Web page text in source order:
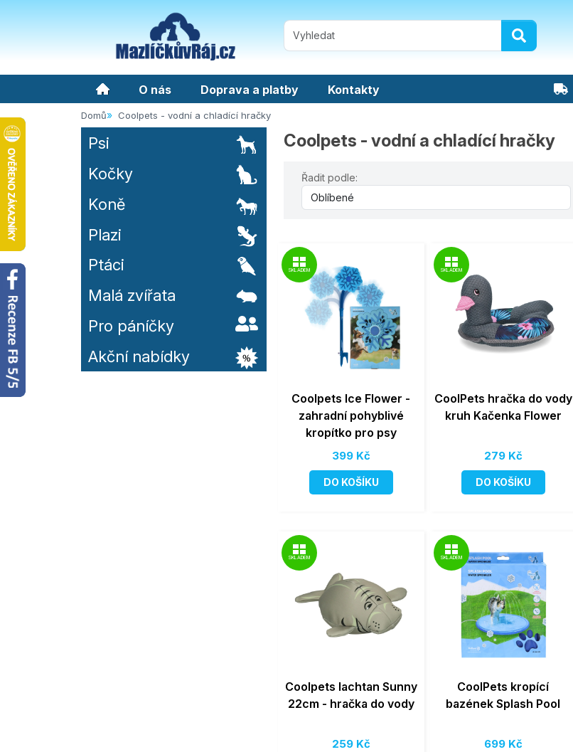
O nás Doprava a platby Kontakty
Domů Coolpets - vodní a chladící hračky
Psi
Kočky
Koně
Plazi
Ptáci
Malá zvířata
Pro páníčky
Akční nabídky
Coolpets - vodní a chladící hračky
Řadit podle:
SKLADEM
Coolpets Ice Flower -
zahradní pohyblivé
kropítko pro psy
399 Kč
DO KOŠÍKU
SKLADEM
CoolPets hračka do vody
kruh Kačenka Flower
279 Kč
DO KOŠÍKU
SKLADEM
Coolpets lachtan Sunny
22cm - hračka do vody
259 Kč
SKLADEM
CoolPets kropící
bazének Splash Pool
699 Kč